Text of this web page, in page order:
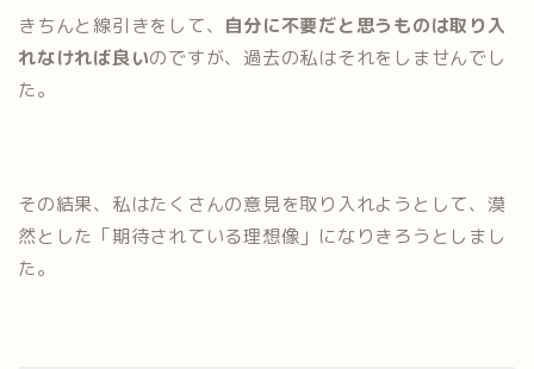
きちんと線引きをして、 自分に不要だと思うものは取り入
れなければ良いのですが、過去の私はそれをしませんでし
た。
その結果、私はたくさんの意見を取り入れようとして、漠
然とした「期待されている理想像」になりきろうとしまし
た。